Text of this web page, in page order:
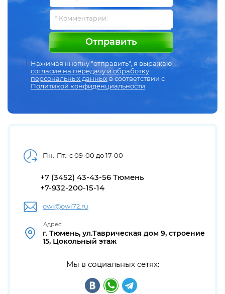
Отправить
Нажимая кнопку "отправить", я выражаю
согласие на передачу и обработку
персональных данныхв соответствии с
Политикой конфиденциальности:
Пн.-Пт.: с 09-00 до 17-00
+7 (3452) 43-43-56 Тюмень
+7-932-200-15-14
owi@owi72.ru
Адрес:
г. Тюмень, ул.Таврическая дом 9, строение
15, Цокольный этаж
Мы в социальных сетях: